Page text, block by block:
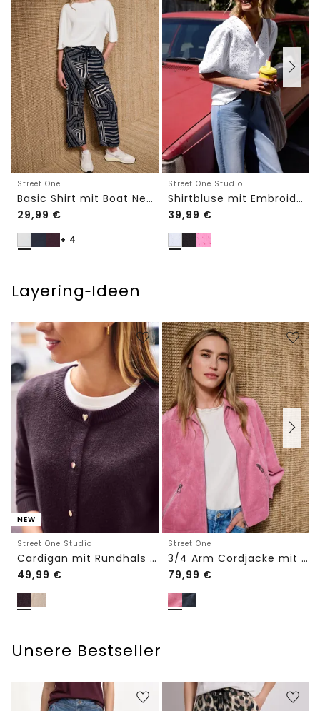
Street One
Basic Shirt mit Boat Neck und Elastikbund
29,99 €
+ 4
Street One Studio
Shirtbluse mit Embroidery-Front
39,99 €
Layering‑Ideen
NEW
Street One Studio
Cardigan mit Rundhals und Knöpfen
49,99 €
Street One
3/4 Arm Cordjacke mit Hemdkragen
79,99 €
Unsere Bestseller